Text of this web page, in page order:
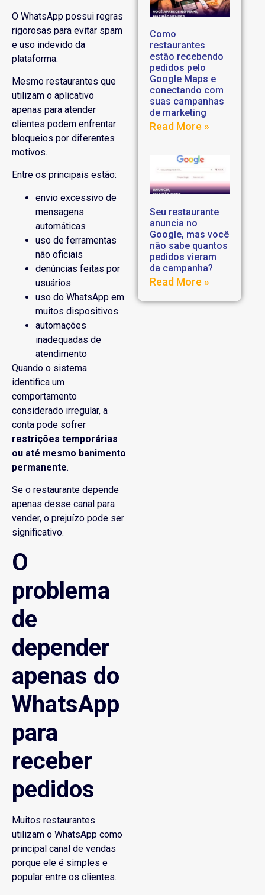
O WhatsApp possui regras
rigorosas para evitar spam
e uso indevido da
plataforma.
Mesmo restaurantes que
utilizam o aplicativo
apenas para atender
clientes podem enfrentar
bloqueios por diferentes
motivos.
Entre os principais estão:
envio excessivo de
mensagens
automáticas
uso de ferramentas
não oficiais
denúncias feitas por
usuários
uso do WhatsApp em
muitos dispositivos
automações
inadequadas de
atendimento
Quando o sistema
identifica um
comportamento
considerado irregular, a
conta pode sofrer
restrições temporárias
ou até mesmo banimento
permanente.
Se o restaurante depende
apenas desse canal para
vender, o prejuízo pode ser
significativo.
O
problema
de
depender
apenas do
WhatsApp
para
receber
pedidos
Muitos restaurantes
utilizam o WhatsApp como
principal canal de vendas
porque ele é simples e
popular entre os clientes.
Como
restaurantes
estão recebendo
pedidos pelo
Google Maps e
conectando com
suas campanhas
de marketing
Read More »
Seu restaurante
anuncia no
Google, mas você
não sabe quantos
pedidos vieram
da campanha?
Read More »